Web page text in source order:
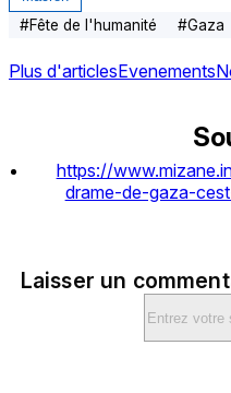
#Fête de l'humanité #Gaza
Plus d'articlesEvenements
https://
drame-de-gaza-
Laisser un